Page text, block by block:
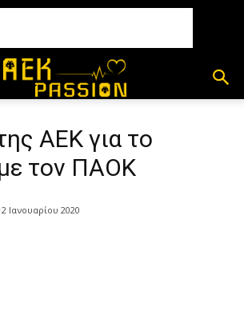
ΑΕΚ για το
με τον ΠΑΟΚ
Ιανουαρίου 2020